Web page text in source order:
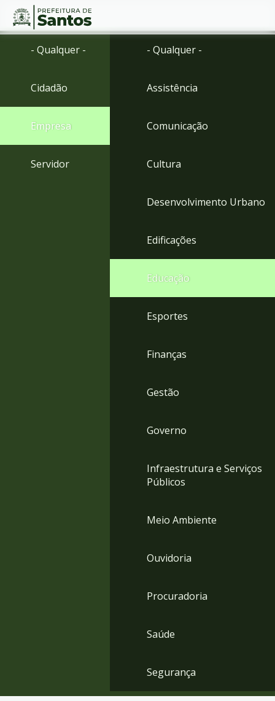
Ir
Ir
menu
Conteúdo
- Qualquer -
Cidadão
Empresa
Servidor
- Qualquer -
Assistência
Comunicação
Cultura
Desenvolvimento Urbano
Edificações
Educação
Esportes
Finanças
Gestão
Governo
Infraestrutura e Serviços
Públicos
Meio Ambiente
Ouvidoria
Procuradoria
Saúde
Segurança